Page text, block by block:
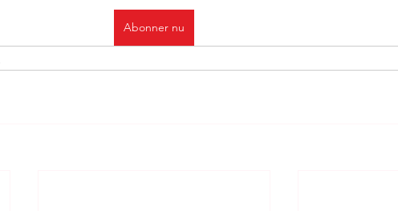
Abonner nu